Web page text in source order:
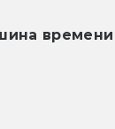
времени